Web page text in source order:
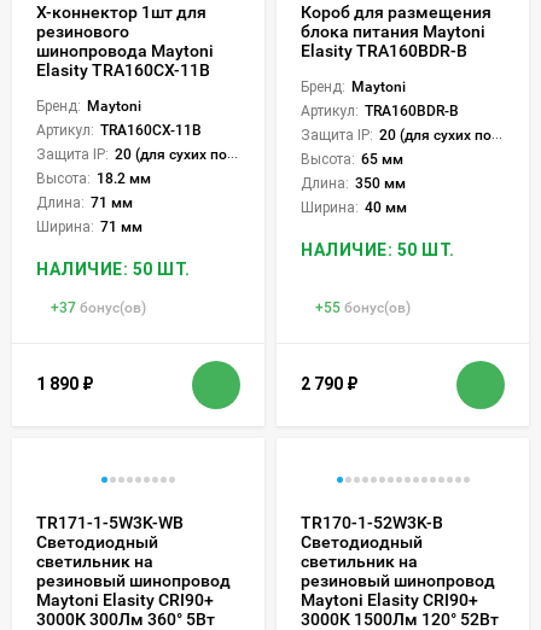
Х-коннектор 1шт для
резинового
шинопровода Maytoni
Elasity TRA160CX-11B
Бренд: Maytoni
Артикул: TRA160CX-11B
Защита IP: 20 (для сухих пом.)
Высота: 18.2 мм
Длина: 71 мм
Ширина: 71 мм
НАЛИЧИЕ: 50 ШТ.
+37 бонус(ов)
1 890 ₽
Короб для размещения
блока питания Maytoni
Elasity TRA160BDR-B
Бренд: Maytoni
Артикул: TRA160BDR-B
Защита IP: 20 (для сухих пом.)
Высота: 65 мм
Длина: 350 мм
Ширина: 40 мм
НАЛИЧИЕ: 50 ШТ.
+55 бонус(ов)
2 790 ₽
TR171-1-5W3K-WB
Светодиодный
светильник на
резиновый шинопровод
Maytoni Elasity CRI90+
3000К 300Лм 360° 5Вт
TR170-1-52W3K-B
Светодиодный
светильник на
резиновый шинопровод
Maytoni Elasity CRI90+
3000К 1500Лм 120° 52Вт